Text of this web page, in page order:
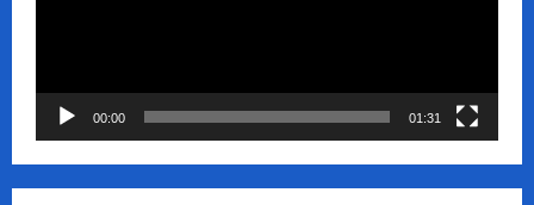
00:00 01:31